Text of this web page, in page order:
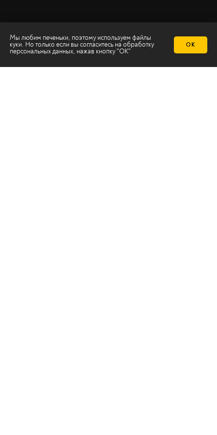
Мы любим печеньки, поэтому используем файлы
куки. Но только если вы согласитесь на обработку
персональных данных, нажав кнопку "ОК"
ОК